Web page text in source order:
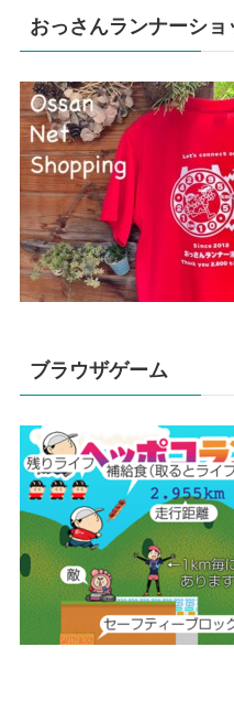
おっさんランナーショ
ブラウザゲーム